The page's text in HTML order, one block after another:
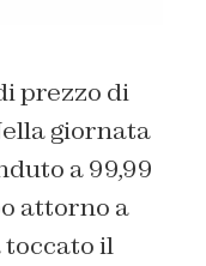
prezzo di
giornata
a 99,99
attorno a
toccato il